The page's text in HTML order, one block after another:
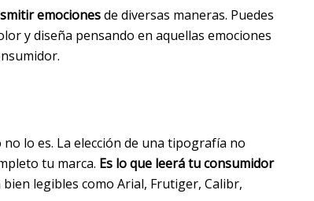
emocionesde diversas maneras. Puedes
y diseña pensando en aquellas emociones
lo es. La elección de una tipografía no
tu marca. Es lo que leerá tu consumidor
legibles como Arial, Frutiger, Calibr,